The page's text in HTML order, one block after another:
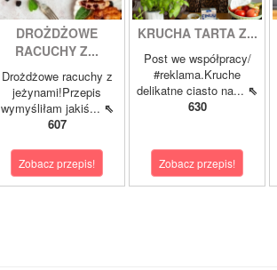
DROŻDŻOWE
RACUCHY Z...
Drożdżowe racuchy z
jeżynami!Przepis
wymyśliłam jakiś... ⇖
607
Zobacz przepis!
KRUCHA TARTA Z...
Post we współpracy/
#reklama.Kruche
delikatne ciasto na... ⇖
630
Zobacz przepis!